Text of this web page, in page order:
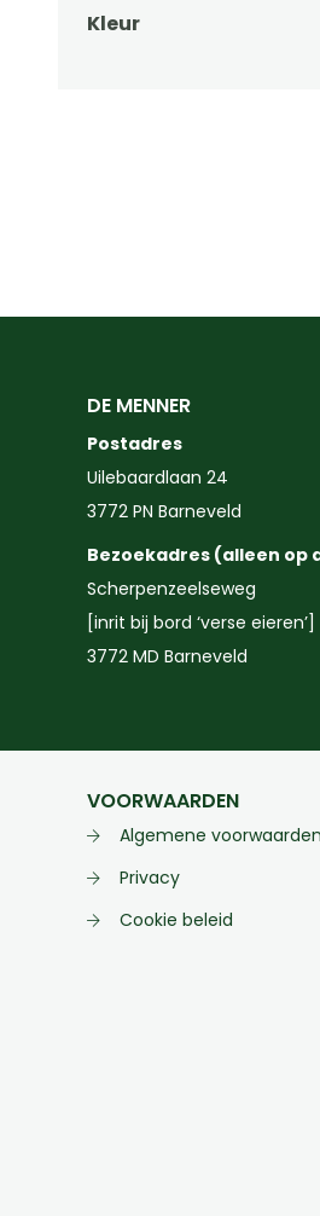
Kleur
DE MENNER
Postadres
Uilebaardlaan 24
3772 PN Barneveld
Bezoekadres (alleen op
Scherpenzeelseweg
[inrit bij bord ‘verse eieren’]
3772 MD Barneveld
VOORWAARDEN
Algemene voorwaarden
Privacy
Cookie beleid